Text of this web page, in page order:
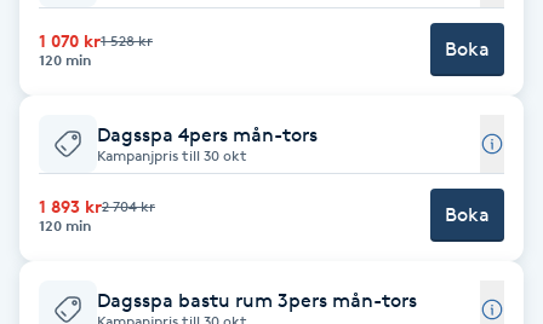
Face framing
Faceliftmassage
Fet hårbotten
Fettreducering
Fibromassage
1 070 kr1 528 kr
120 min
Boka
Dagsspa 4pers mån-tors
Kampanjpris till 30 okt
1 893 kr2 704 kr
120 min
Boka
Dagsspa bastu rum 3pers mån-tors